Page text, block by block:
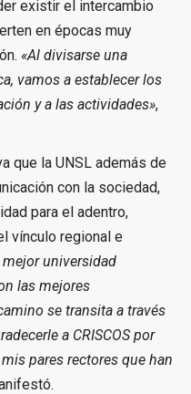
existir el intercambio
en épocas muy
«Al divisarse una
vamos a establecer los
y a las actividades»,
que la UNSL además de
con la sociedad,
para el adentro,
vínculo regional e
universidad
las mejores
se transita a través
a CRISCOS por
pares rectores que han